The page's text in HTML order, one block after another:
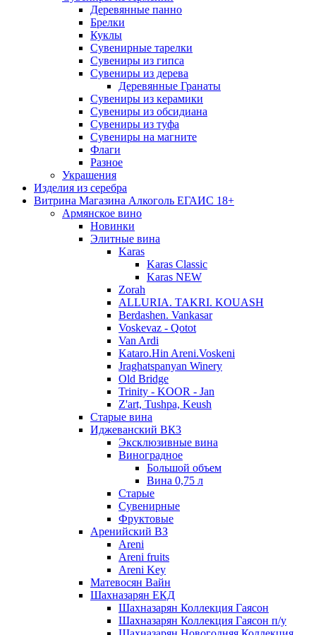
Деревянные панно
Брелки
Куклы
Сувенирные тарелки
Сувениры из гипса
Сувениры из дерева
Деревянные Гранаты
Сувениры из керамики
Сувениры из обсидиана
Сувениры из туфа
Сувениры на магните
Флаги
Разное
Украшения
Изделия из серебра
Витрина Магазина Алкоголь ЕГАИС 18+
Армянское вино
Новинки
Элитные вина
Karas
Karas Classic
Karas NEW
Zorah
ALLURIA. TAKRI. KOUASH
Berdashen. Vankasar
Voskevaz - Qotot
Van Ardi
Kataro.Hin Areni.Voskeni
Jraghatspanyan Winery
Old Bridge
Trinity - KOOR - Jan
Z'art, Tushpa, Keush
Старые вина
Иджеванский ВК3
Эксклюзивные вина
Виноградное
Большой объем
Вина 0,75 л
Старые
Сувенирные
Фруктовые
Аренийский ВЗ
Areni
Areni fruits
Areni Key
Матевосян Вайн
Шахназарян ЕКД
Шахназарян Коллекция Гаясон
Шахназарян Коллекция Гаясон п/у